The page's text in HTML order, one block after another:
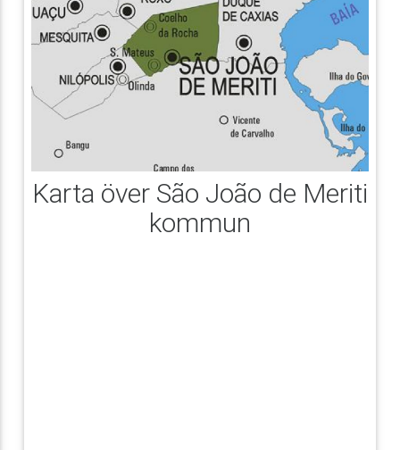
Karta över São João de Meriti
kommun